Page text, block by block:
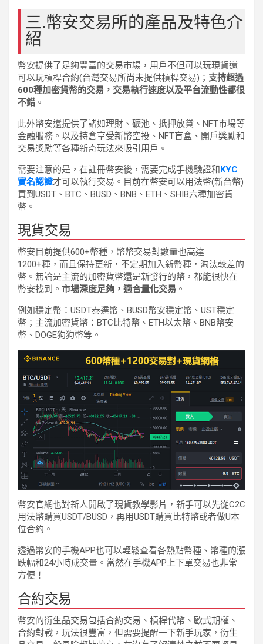
三.幣安交易所的產品及特色介
紹
幣安提供了足夠豐富的交易市場，用戶不但可以玩現貨還
可以玩槓桿合約(台灣交易所尚未提供槓桿交易)； 支持超過
600種加密貨幣的交易，交易執行速度以及平台流動性都很
不錯 。
此外幣安還提供了諸如理財、礦池、抵押放貸、NFT市場等
金融服務。以及持倉享受新幣空投、NFT盲盒、開戶獎勵和
交易獎勵等各種新奇玩法來吸引用戶。
需要注意的是，在註冊幣安後，需要完成手機驗證和KYC
實名認證才可以執行交易。目前在幣安可以用法幣(新台幣)
買到USDT、BTC、BUSD、BNB、ETH、SHIB六種加密貨
幣。
現貨交易
幣安目前提供600+幣種，幣幣交易對數量也高達
1200+種，而且保持更新，不定期加入新幣種，淘汰較差的
幣。無論是主流的加密貨幣還是新發行的幣，都能很快在
幣安找到。 市場深度足夠，適合量化交易 。
例如穩定幣：USDT泰達幣、BUSD幣安穩定幣、UST穩定
幣；主流加密貨幣：BTC比特幣、ETH以太幣、BNB幣安
幣、DOGE狗狗幣等。
幣安官網也對新人開啟了現貨教學影片，新手可以先從C2C
用法幣購買USDT/BUSD，再用USDT購買比特幣或者做U本
位合約。
透過幣安的手機APP也可以輕鬆查看各熱點幣種、幣種的漲
跌幅和24小時成交量。當然在手機APP上下單交易也非常
方便！
合約交易
幣安的衍生品交易包括合約交易、槓桿代幣、歐式期權、
合約對戰，玩法很豐富，但需要提醒一下新手玩家，衍生